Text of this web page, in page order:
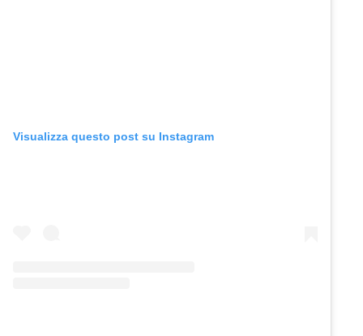
Visualizza questo post su Instagram